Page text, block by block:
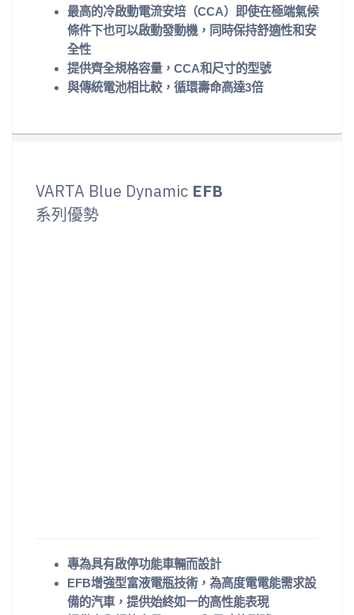
最高的冷啟動電流安培（CCA）即使在極端氣候
條件下也可以啟動發動機，同時保持舒適性和安
全性
提供齊全規格容量，CCA和尺寸的型號
與傳統電池相比較，循環壽命高達3倍
VARTA Blue Dynamic EFB
系列優勢
專為具有啟停功能車輛而設計
EFB增強型富液電瓶技術，為高度電電能需求設
備的汽車，提供始終如一的高性能表現